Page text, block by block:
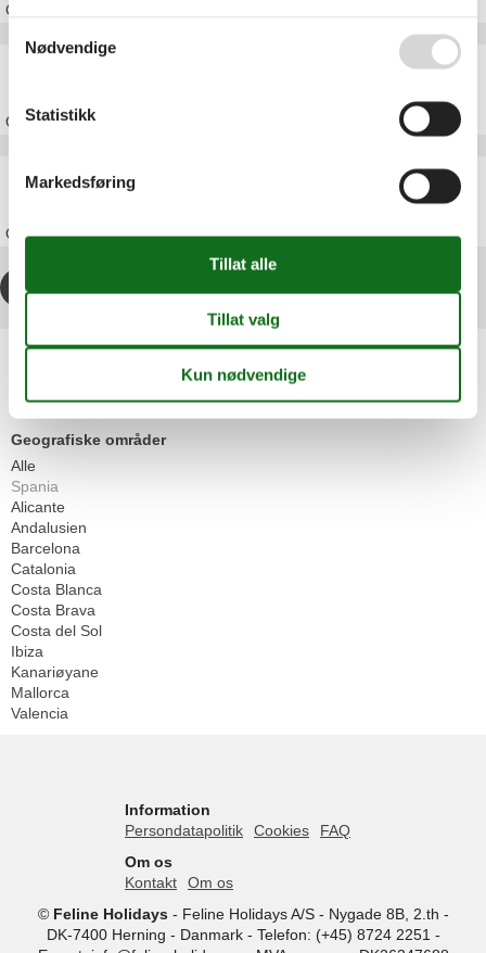
Om
Feriehus Fuerteventura
OmFuerteventura
Feriehus Kanariøyane
OmKanariøyane
Artikkeltyper
Feriehus
Geografiske områder
Alle
Spania
Alicante
Andalusien
Barcelona
Catalonia
Costa Blanca
Costa Brava
Costa del Sol
Ibiza
Kanariøyane
Mallorca
Valencia
Information
Persondatapolitik
Cookies
FAQ
Om os
Kontakt
Om os
© Feline Holidays- Feline Holidays A/S- Nygade 8B, 2.th -
DK-7400 Herning - Danmark - Telefon: (+45) 8724 2251 -
Nødvendige
Statistikk
Markedsføring